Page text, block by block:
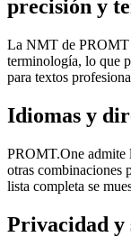
precisión y
La NMT de PROMT
terminología, lo que
para textos
Idiomas y
PROMT.One admite
otras combinaciones
lista completa se
Privacidad y